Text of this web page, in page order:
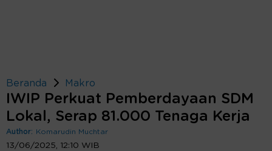
Beranda Makro
IWIP Perkuat Pemberdayaan SDM
Lokal, Serap 81.000 Tenaga Kerja
Author: Komarudin Muchtar
13/06/2025, 12:10 WIB